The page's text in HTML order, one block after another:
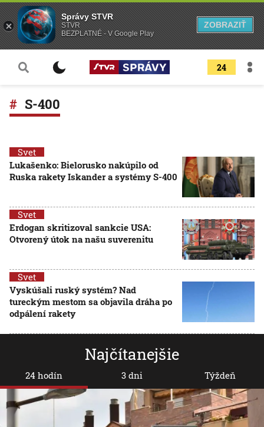
24
S-400
Svet
Lukašenko: Bielorusko nakúpilo od
Ruska rakety Iskander a systémy S-400
Svet
Erdogan skritizoval sankcie USA:
Otvorený útok na našu suverenitu
Svet
Vyskúšali ruský systém? Nad
tureckým mestom sa objavila dráha po
odpálení rakety
Najčítanejšie
24 hodín 3 dni Týždeň
Správy STVR
STVR
BEZPLATNÉ - V Google Play
ZOBRAZIŤ